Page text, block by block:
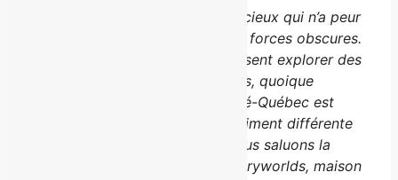
Guiby est un superbébé audacieux qui n’a peur
de rien. Ni des monstres, ni des forces obscures.
Or, peu de contenus jeunesse osent explorer des
histoires légèrement effrayantes, quoique
fascinantes pour les jeunes. Télé-Québec est
fière de présenter une offre vraiment différente
aux jeunes avec cette série. Nous saluons la
créativité et la vision d’Epic Storyworlds, maison